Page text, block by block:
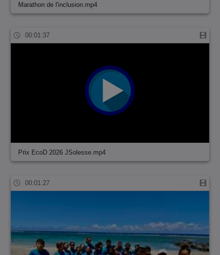
Marathon de l'inclusion.mp4
00:01:37
Prix EcoD 2026 JSolesse.mp4
00:01:27